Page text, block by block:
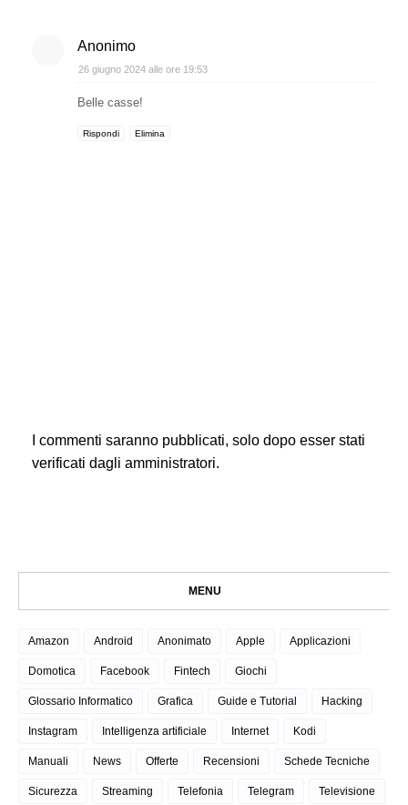
Anonimo
26 giugno 2024 alle ore 19:53
Belle casse!
Rispondi Elimina
I commenti saranno pubblicati, solo dopo esser stati
verificati dagli amministratori.
MENU
Amazon Android Anonimato Apple Applicazioni
Domotica Facebook Fintech Giochi
Glossario Informatico Grafica Guide e Tutorial Hacking
Instagram Intelligenza artificiale Internet Kodi
Manuali News Offerte Recensioni Schede Tecniche
Sicurezza Streaming Telefonia Telegram Televisione